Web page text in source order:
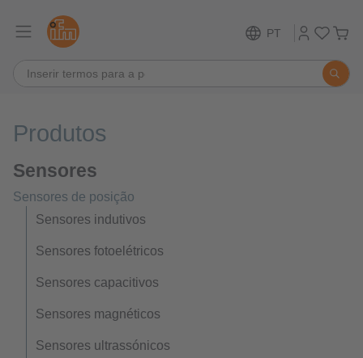
PT
Produtos
Sensores
Sensores de posição
Sensores indutivos
Sensores fotoelétricos
Sensores capacitivos
Sensores magnéticos
Sensores ultrassónicos